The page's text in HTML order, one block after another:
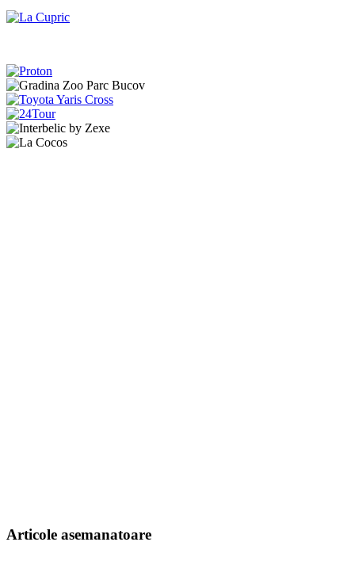
Articole asemanatoare